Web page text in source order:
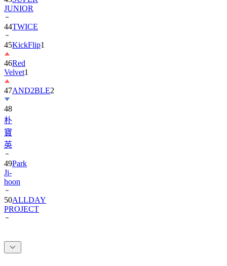
44TWICE
45KickFlip
46Red
Velvet
47AND2BLE
48
朴
寶
英
49
Ji-
hoon
50ALLDAY
PROJECT